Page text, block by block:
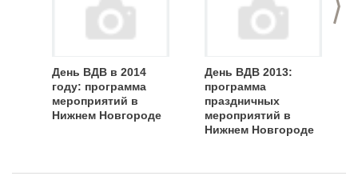
День ВДВ в 2014
году: программа
мероприятий в
Нижнем Новгороде
День ВДВ 2013:
программа
праздничных
мероприятий в
Нижнем Новгороде